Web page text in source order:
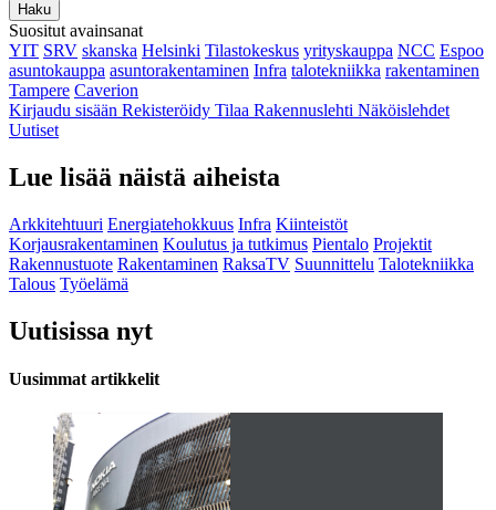
Haku
Suositut avainsanat
YIT SRV skanska Helsinki Tilastokeskus yrityskauppa NCC Espoo
asuntokauppa asuntorakentaminen Infra talotekniikka rakentaminen
Tampere Caverion
Kirjaudu sisään Rekisteröidy Tilaa Rakennuslehti Näköislehdet
Uutiset
Lue lisää näistä aiheista
Arkkitehtuuri Energiatehokkuus Infra Kiinteistöt
Korjausrakentaminen Koulutus ja tutkimus Pientalo Projektit
Rakennustuote Rakentaminen RaksaTV Suunnittelu Talotekniikka
Talous Työelämä
Uutisissa nyt
Uusimmat artikkelit